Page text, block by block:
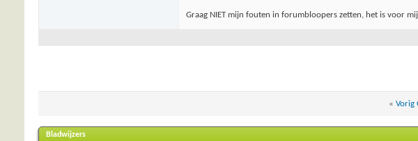
Graag NIET mijn fouten in forumbloopers zetten, het is voor
« Vorig
Bladwijzers